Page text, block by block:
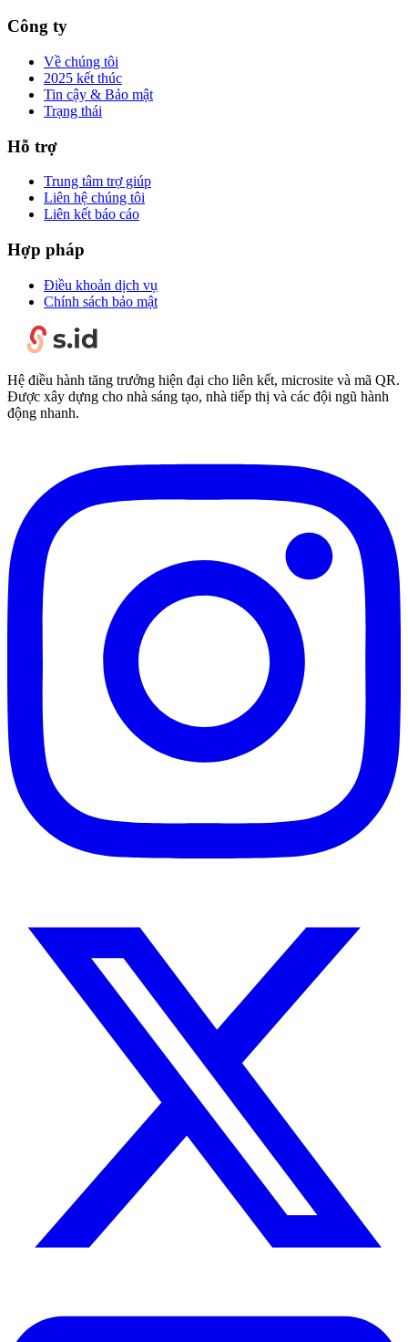
Công ty
Về chúng tôi
2025 kết thúc
Tin cậy & Bảo mật
Trạng thái
Hỗ trợ
Trung tâm trợ giúp
Liên hệ chúng tôi
Liên kết báo cáo
Hợp pháp
Điều khoản dịch vụ
Chính sách bảo mật
Hệ điều hành tăng trưởng hiện đại cho liên kết, microsite và mã QR.
Được xây dựng cho nhà sáng tạo, nhà tiếp thị và các đội ngũ hành
động nhanh.